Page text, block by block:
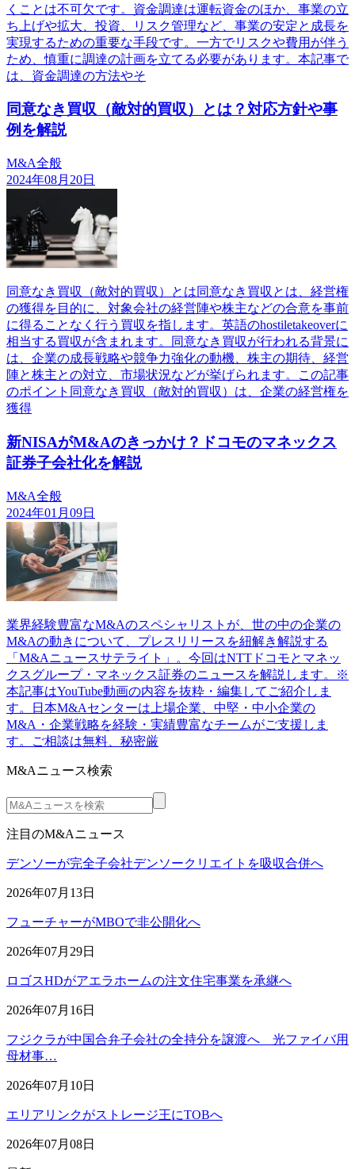
くことは不可欠です。資金調達は運転資金のほか、事業の立
ち上げや拡大、投資、リスク管理など、事業の安定と成長を
実現するための重要な手段です。一方でリスクや費用が伴う
ため、慎重に調達の計画を立てる必要があります。本記事で
は、資金調達の方法やそ
同意なき買収（敵対的買収）とは？対応方針や事
例を解説
M&A全般
2024年08月20日
同意なき買収（敵対的買収）とは同意なき買収とは、経営権
の獲得を目的に、対象会社の経営陣や株主などの合意を事前
に得ることなく行う買収を指します。英語のhostiletakeoverに
相当する買収が含まれます。同意なき買収が行われる背景に
は、企業の成長戦略や競争力強化の動機、株主の期待、経営
陣と株主との対立、市場状況などが挙げられます。この記事
のポイント同意なき買収（敵対的買収）は、企業の経営権を
獲得
新NISAがM&Aのきっかけ？ドコモのマネックス
証券子会社化を解説
M&A全般
2024年01月09日
業界経験豊富なM&Aのスペシャリストが、世の中の企業の
M&Aの動きについて、プレスリリースを紐解き解説する
「M&Aニュースサテライト」。今回はNTTドコモとマネッ
クスグループ・マネックス証券のニュースを解説します。※
本記事はYouTube動画の内容を抜粋・編集してご紹介しま
す。日本M&Aセンターは上場企業、中堅・中小企業の
M&A・企業戦略を経験・実績豊富なチームがご支援しま
す。ご相談は無料、秘密厳
M&Aニュース検索
注目のM&Aニュース
デンソーが完全子会社デンソークリエイトを吸収合併へ
2026年07月13日
フューチャーがMBOで非公開化へ
2026年07月29日
ロゴスHDがアエラホームの注文住宅事業を承継へ
2026年07月16日
フジクラが中国合弁子会社の全持分を譲渡へ 光ファイバ用
母材事…
2026年07月10日
エリアリンクがストレージ王にTOBへ
2026年07月08日